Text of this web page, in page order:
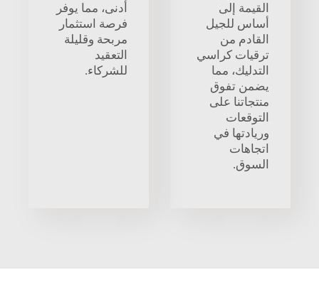
القيمة إلى
أساس للجيل
القادم من
ترقيات كراسي
التدليك، مما
يضمن تفوق
منتجاتنا على
التوقعات
وريادتها في
اتجاهات
السوق.
أدنى، مما يوفر
فرصة استثمار
مربحة وقليلة
التعقيد
للشركاء.